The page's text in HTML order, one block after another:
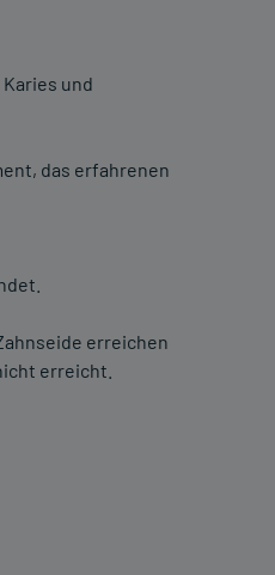
und
das erfahrenen
erreichen
erreicht.